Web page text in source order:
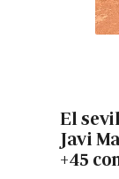
El
Javi
+45